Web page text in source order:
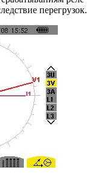
перегрузок.